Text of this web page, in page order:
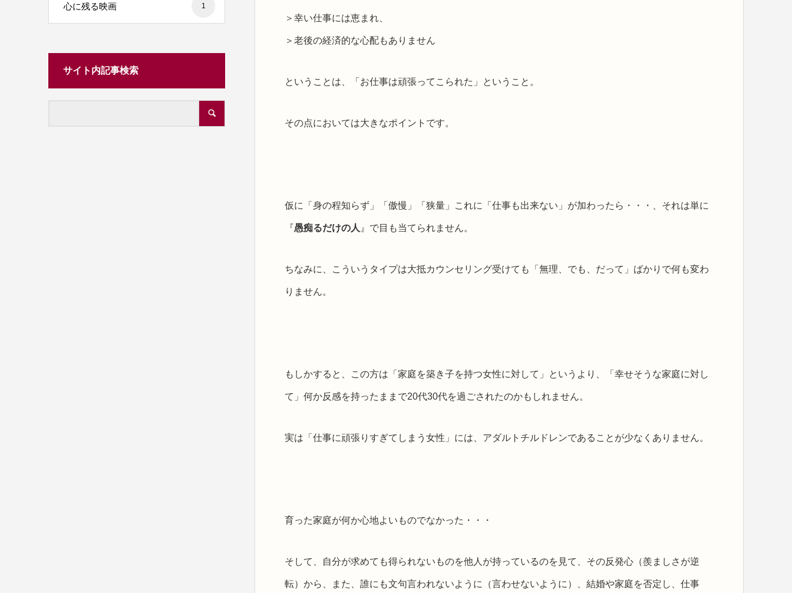
＞幸い仕事には恵まれ、
＞老後の経済的な心配もありません
ということは、「お仕事は頑張ってこられた」ということ。
その点においては大きなポイントです。
仮に「身の程知らず」「傲慢」「狭量」これに「仕事も出来ない」が加わったら・・・、それは単に
『愚痴るだけの人 』で目も当てられません。
ちなみに、こういうタイプは大抵カウンセリング受けても「無理、でも、だって」ばかりで何も変わ
りません。
もしかすると、この方は「家庭を築き子を持つ女性に対して」というより、「幸せそうな家庭に対し
て」何か反感を持ったままで20代30代を過ごされたのかもしれません。
実は「仕事に頑張りすぎてしまう女性」には、アダルトチルドレンであることが少なくありません。
育った家庭が何か心地よいものでなかった・・・
そして、自分が求めても得られないものを他人が持っているのを見て、その反発心（羨ましさが逆
転）から、また、誰にも文句言われないように（言わせないように）、結婚や家庭を否定し、仕事
心に残る映画 1
サイト内記事検索